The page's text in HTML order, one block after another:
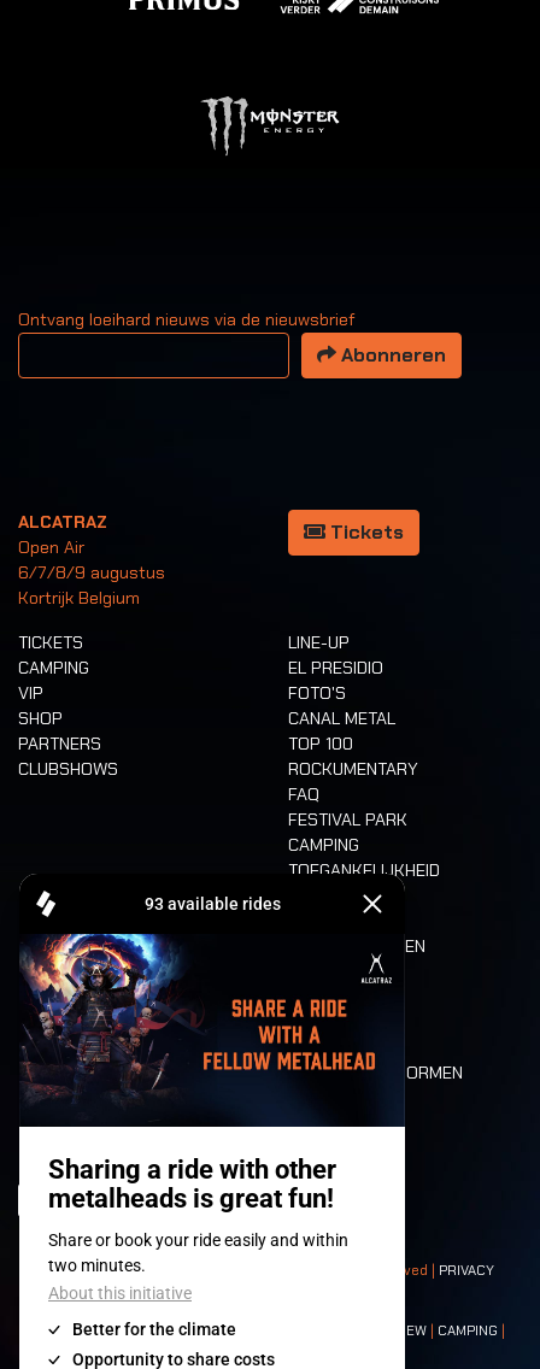
Ontvang loeihard nieuws via de nieuwsbrief
Uw email adres
Abonneren
ALCATRAZ
Open Air
6/7/8/9 augustus
Kortrijk Belgium
Tickets
TICKETS
CAMPING
VIP
SHOP
PARTNERS
CLUBSHOWS
LINE-UP
EL PRESIDIO
FOTO'S
CANAL METAL
TOP 100
ROCKUMENTARY
FAQ
FESTIVAL PARK
CAMPING
TOEGANKELIJKHEID
CASHLESS
ETEN EN DRINKEN
MOBILITEIT
LONE WOLVES
PLATTEGROND
DEATH RIDE
WAARDEN EN NORMEN
HISTORIEK
© 2008-2026- Apache Productions VZW – All rights reserved | PRIVACY
POLICY|ALGEMENE VOORWAARDEN
Contact:GENERAL| PARTNERSHIPS CREW | CAMPING |
NEIGHBOURS